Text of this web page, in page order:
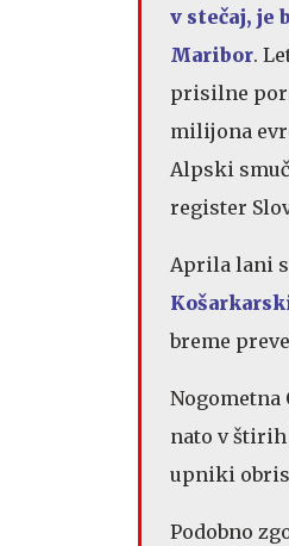
v stečaj, je
Maribor.
prisilne
milijona
Alpski
register
Aprila lani
breme
Nogometna
nato v
upniki
Podobno